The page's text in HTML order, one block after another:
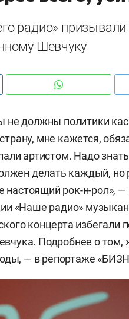
радио» призывали
Шевчуку
не должны политики
мне кажется,
артистом. Надо
делать каждый, но
настоящий рок-н-рол»,
«Наше радио»
концерта
Подробнее о том,
— в репортаже